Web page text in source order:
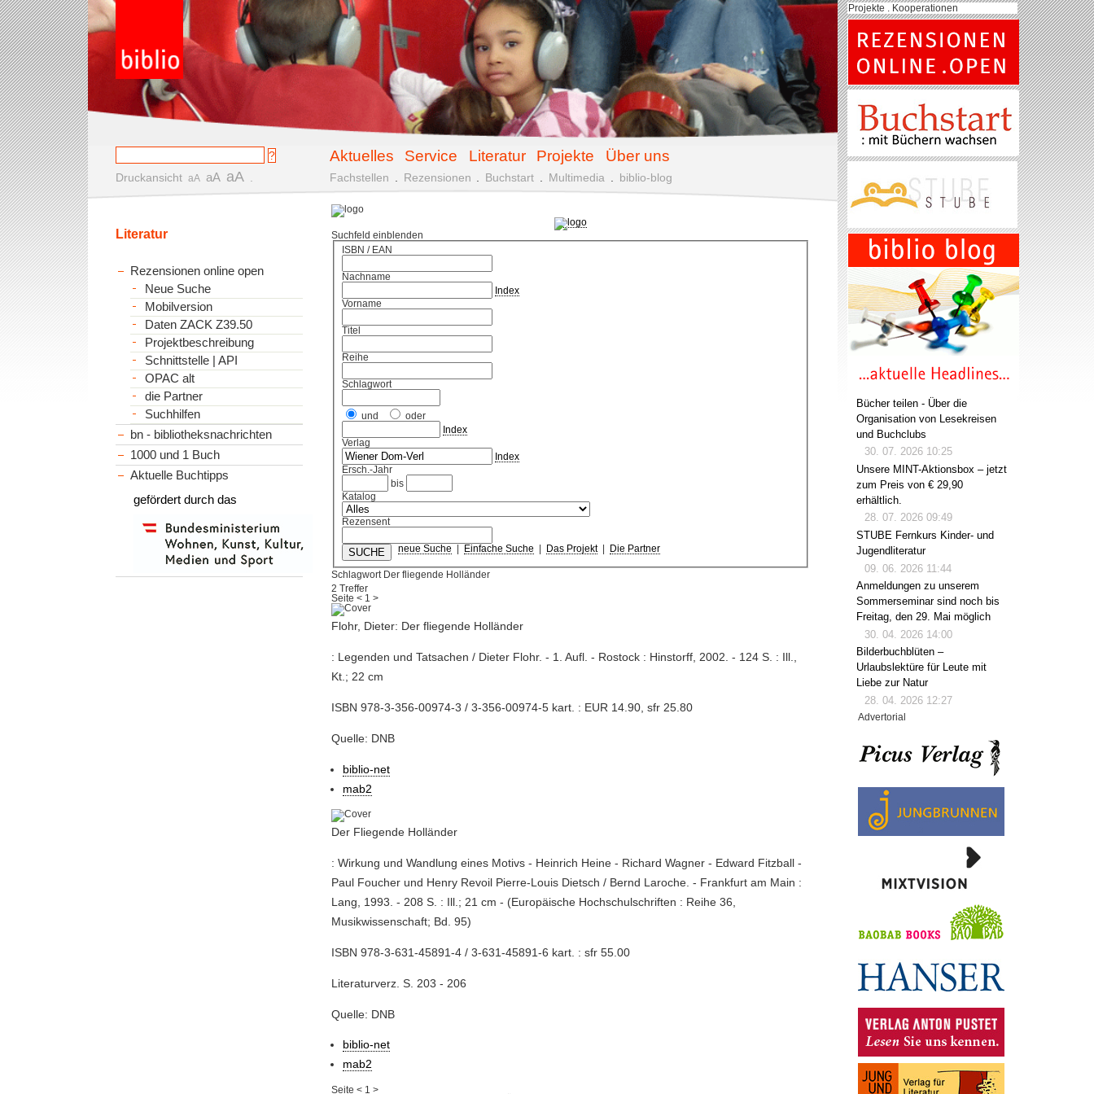
Aktuelles Service Literatur Projekte Über uns
Druckansicht aA aA aA Fachstellen Rezensionen Buchstart Multimedia biblio-blog
Suchfeld einblenden
ISBN / EAN
Nachname
Index
Vorname
Titel
Reihe
Schlagwort
und
oder
Index
Verlag
Index
Ersch.-Jahr
bis
Katalog
Rezensent
neue Suche Einfache Suche Das Projekt| Die Partner
Schlagwort Der fliegende Holländer
2 Treffer
Seite< 1 >
Flohr, Dieter: Der fliegende Holländer
: Legenden und Tatsachen / Dieter Flohr. - 1. Aufl. - Rostock : Hinstorff, 2002. - 124 S. : Ill.,
Kt.; 22 cm
ISBN 978-3-356-00974-3 / 3-356-00974-5 kart. : EUR 14.90, sfr 25.80
Quelle: DNB
biblio-net
mab2
Der Fliegende Holländer
: Wirkung und Wandlung eines Motivs - Heinrich Heine - Richard Wagner - Edward Fitzball -
Paul Foucher und Henry Revoil Pierre-Louis Dietsch / Bernd Laroche. - Frankfurt am Main :
Lang, 1993. - 208 S. : Ill.; 21 cm - (Europäische Hochschulschriften : Reihe 36,
Musikwissenschaft; Bd. 95)
ISBN 978-3-631-45891-4 / 3-631-45891-6 kart. : sfr 55.00
Literaturverz. S. 203 - 206
Quelle: DNB
biblio-net
mab2
Seite< 1 >
Literatur
Rezensionen online open
Neue Suche
Mobilversion
Daten ZACK Z39.50
Projektbeschreibung
Schnittstelle | API
OPAC alt
die Partner
Suchhilfen
bn - bibliotheksnachrichten
1000 und 1 Buch
Aktuelle Buchtipps
gefördert durch das
Projekte . Kooperationen
Bücher teilen - Über die
Organisation von Lesekreisen
und Buchclubs
30. 07. 2026 10:25
Unsere MINT-Aktionsbox – jetzt
zum Preis von € 29,90
erhältlich.
28. 07. 2026 09:49
STUBE Fernkurs Kinder- und
Jugendliteratur
09. 06. 2026 11:44
Anmeldungen zu unserem
Sommerseminar sind noch bis
Freitag, den 29. Mai möglich
30. 04. 2026 14:00
Bilderbuchblüten –
Urlaubslektüre für Leute mit
Liebe zur Natur
28. 04. 2026 12:27
Advertorial